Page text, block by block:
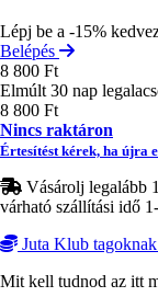
Lépj be a -15%
Belépés
8 800 Ft
Elmúlt 30 nap
8 800 Ft
Nincs raktáron
Értesítést kérek, ha újra
Vásárolj legalább
várható szállítási idő
Juta Klub
Mit kell tudnod az itt